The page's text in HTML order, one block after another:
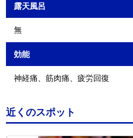
露天風呂
無
効能
神経痛、筋肉痛、疲労回復
近くのスポット